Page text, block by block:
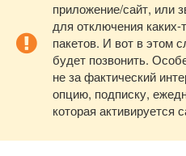
приложение/сайт, или
для отключения
пакетов. И вот в этом
будет позвонить.
не за фактический
опцию, подписку,
которая активируется